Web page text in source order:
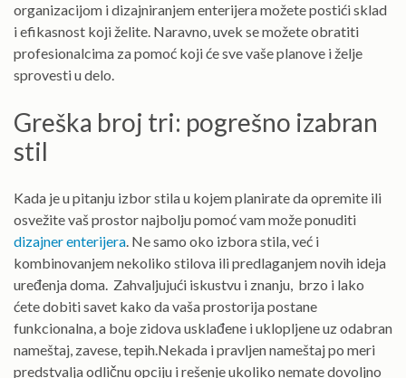
organizacijom i dizajniranjem enterijera možete postići sklad
i efikasnost koji želite. Naravno, uvek se možete obratiti
profesionalcima za pomoć koji će sve vaše planove i želje
sprovesti u delo.
Greška broj tri: pogrešno izabran
stil
Kada je u pitanju izbor stila u kojem planirate da opremite ili
osvežite vaš prostor najbolju pomoć vam može ponuditi
dizajner enterijera . Ne samo oko izbora stila, već i
kombinovanjem nekoliko stilova ili predlaganjem novih ideja
uređenja doma. Zahvaljujući iskustvu i znanju, brzo i lako
ćete dobiti savet kako da vaša prostorija postane
funkcionalna, a boje zidova usklađene i uklopljene uz odabran
nameštaj, zavese, tepih.Nekada i pravljen nameštaj po meri
predstvalja odličnu opciju i rešenje ukoliko nemate dovoljno